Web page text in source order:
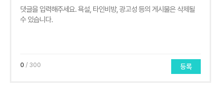
0 / 300 등록